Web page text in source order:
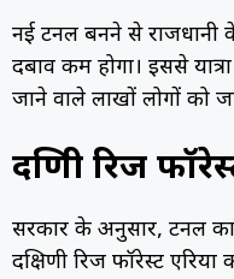
नई टनल बनने से राजधानी
दबाव कम होगा। इससे
जाने वाले लाखों लोगों को
दक्षिणी रिज
सरकार के अनुसार, टनल का
दक्षिणी रिज फॉरेस्ट